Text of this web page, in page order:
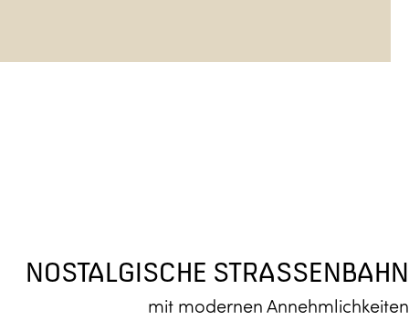
NOSTALGISCHE STRASSENBAHN
mit modernen Annehmlichkeiten